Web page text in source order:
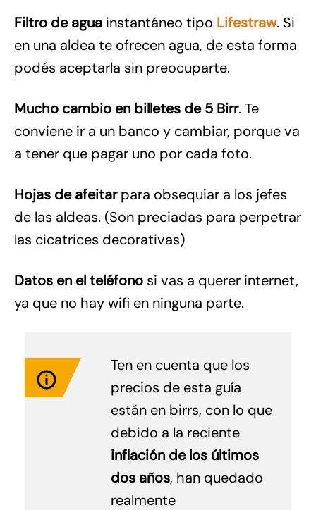
Filtro de agua instantáneo tipo Lifestraw. Si
en una aldea te ofrecen agua, de esta forma
podés aceptarla sin preocuparte.
Mucho cambio en billetes de 5 Birr. Te
conviene ir a un banco y cambiar, porque va
a tener que pagar uno por cada foto.
Hojas de afeitarpara obsequiar a los jefes
de las aldeas. (Son preciadas para perpetrar
las cicatrices decorativas)
Datos en el teléfono si vas a querer internet,
ya que no hay wifi en ninguna parte.
Ten en cuenta que los
precios de esta guía
están en birrs, con lo que
debido a la reciente
inflación de los últimos
dos años, han quedado
realmente